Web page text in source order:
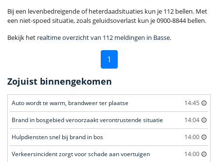
Bij een levenbedreigende of heterdaadsituaties kun je 112 bellen. Met
een niet-spoed situatie, zoals geluidsoverlast kun je 0900-8844 bellen.
Bekijk het realtime overzicht van 112 meldingen in Basse.
1
Zojuist binnengekomen
Auto wordt te warm, brandweer ter plaatse 14:45
Brand in bosgebied veroorzaakt verontrustende situatie 14:04
Hulpdiensten snel bij brand in bos 14:00
Verkeersincident zorgt voor schade aan voertuigen 14:00